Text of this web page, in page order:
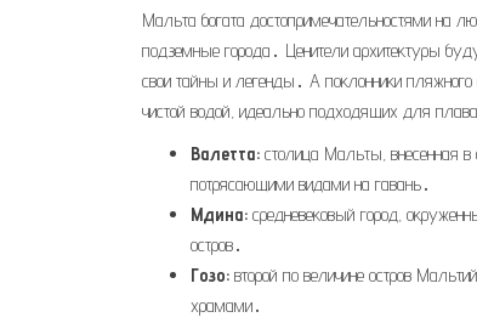
Мальта богата достопримечательностями на
подземные города․ Ценители архитектуры
свои тайны и легенды․ А поклонники
чистой водой, идеально подходящих для
Валетта: столица Мальты, внесенная
потрясающими видами на гавань․
Мдина: средневековый город,
остров․
Гозо: второй по величине остров
храмами․